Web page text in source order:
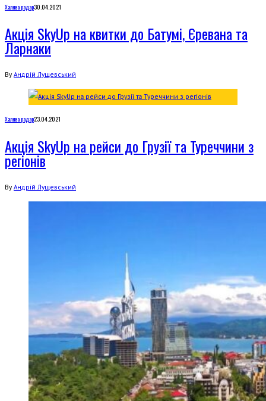
Халява радар30.04.2021
Акція SkyUp на квитки до Батумі, Єревана та
Ларнаки
By Андрій Лущевський
Халява радар23.04.2021
Акція SkyUp на рейси до Грузії та Туреччини з
регіонів
By Андрій Лущевський